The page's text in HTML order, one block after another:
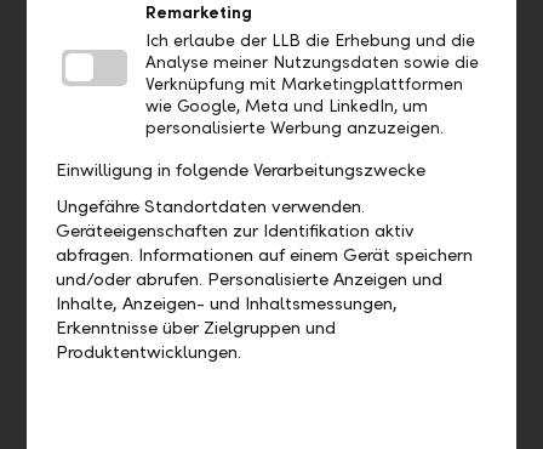
Angebot
In der Vermögensverwaltung und bei unseren LLB-
eigenen Fonds haben wir einen
verantwortungsvollen Investmentansatz
implementiert, der ethische, soziale und ökologische
Aspekte berücksichtigt.
Die LLB hat bereits äusserst erfolgreich zwei LLB
Impact Climate Fonds lanciert (Dark Green)
Die Rahmenbedingungen für die LLB-Familie
Flexible Arbeitszeit und -umgebung
(Vertrauensarbeitszeit, bis zu 40 % Homeoffice)
Betriebliche Gesundheitsförderung (z. B.
Remarketing
Ich erlaube der LLB die Erhebung und die
Analyse meiner Nutzungsdaten sowie die
Verknüpfung mit Marketingplattformen
wie Google, Meta und LinkedIn, um
personalisierte Werbung anzuzeigen.
Einwilligung in folgende Verarbeitungszwecke
Ungefähre Standortdaten verwenden.
Geräteeigenschaften zur Identifikation aktiv
abfragen. Informationen auf einem Gerät speichern
und/oder abrufen. Personalisierte Anzeigen und
Inhalte, Anzeigen- und Inhaltsmessungen,
Erkenntnisse über Zielgruppen und
Produktentwicklungen.